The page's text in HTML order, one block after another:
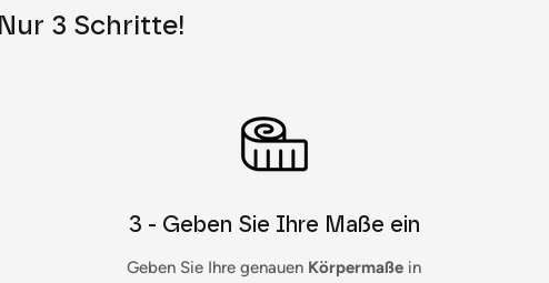
3 Schritte!
3 - Geben Sie Ihre Maße ein
Geben Sie Ihre genauen Körpermaße in